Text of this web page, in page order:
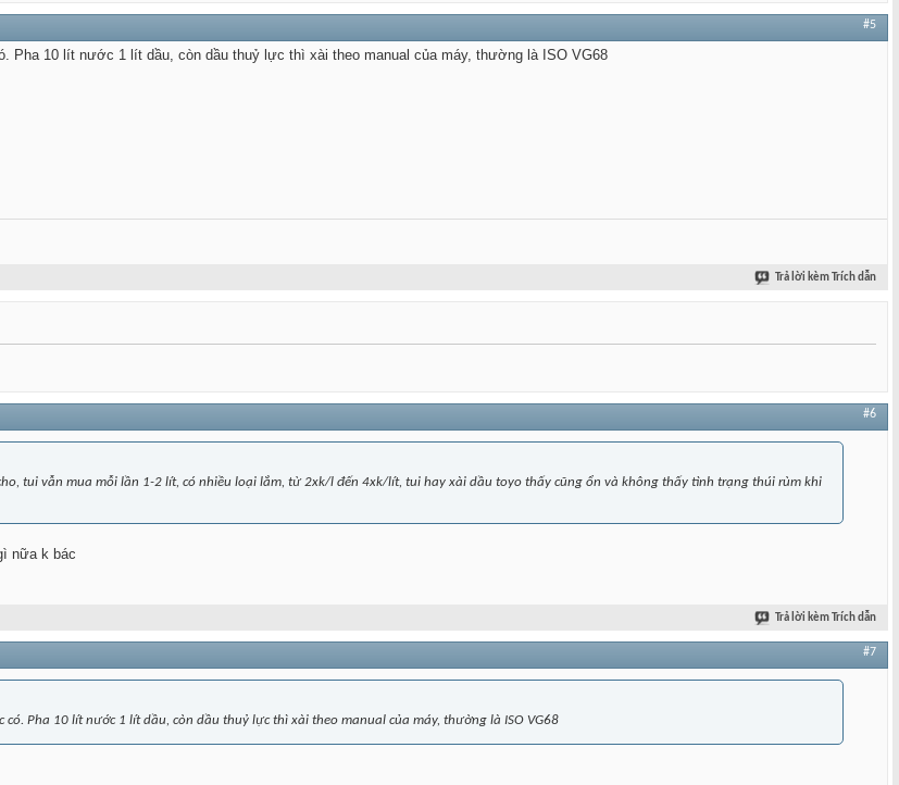
#5
Pha 10 lít nước 1 lít dầu, còn dầu thuỷ lực thì xài theo manual của máy, thường là ISO VG68
Trả lời kèm Trích dẫn
#6
tui vẫn mua mỗi lần 1-2 lít, có nhiều loại lắm, từ 2xk/l đến 4xk/lít, tui hay xài dầu toyo thấy cũng ổn và không thấy tình trạng thúi rùm khi
nữa k bác
Trả lời kèm Trích dẫn
#7
Pha 10 lít nước 1 lít dầu, còn dầu thuỷ lực thì xài theo manual của máy, thường là ISO VG68